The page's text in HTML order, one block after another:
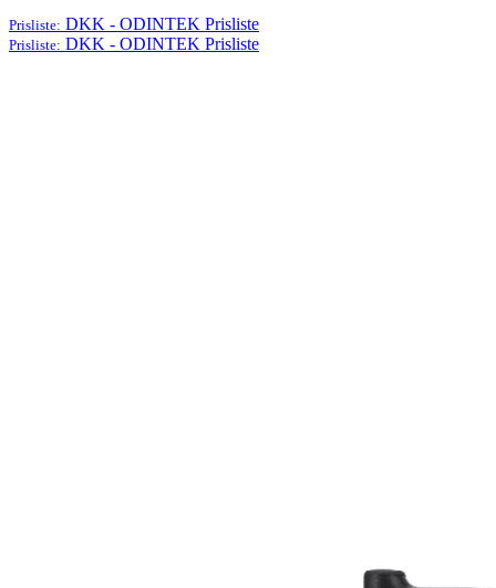
Prisliste: DKK - ODINTEK Prisliste
Prisliste: DKK - ODINTEK Prisliste